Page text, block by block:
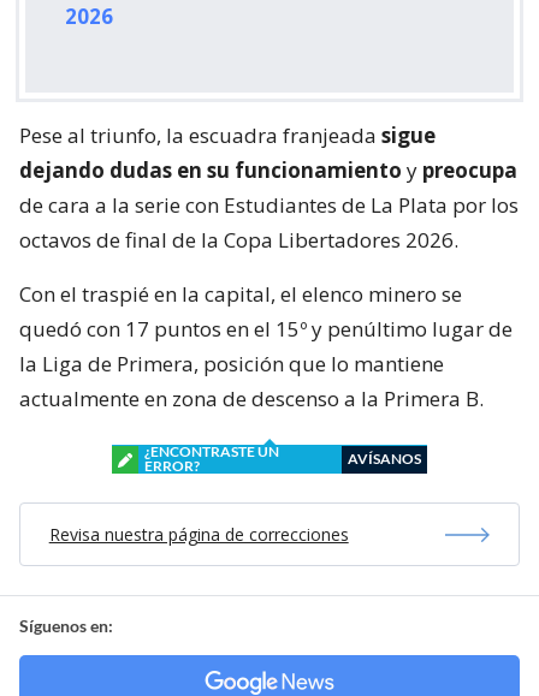
2026
Pese al triunfo, la escuadra franjeada sigue
dejando dudas en su funcionamiento y preocupa
de cara a la serie con Estudiantes de La Plata por los
octavos de final de la Copa Libertadores 2026.
Con el traspié en la capital, el elenco minero se
quedó con 17 puntos en el 15º y penúltimo lugar de
la Liga de Primera, posición que lo mantiene
actualmente en zona de descenso a la Primera B.
¿ENCONTRASTE UN
ERROR?
AVÍSANOS
Revisa nuestra página de correcciones
Síguenos en: